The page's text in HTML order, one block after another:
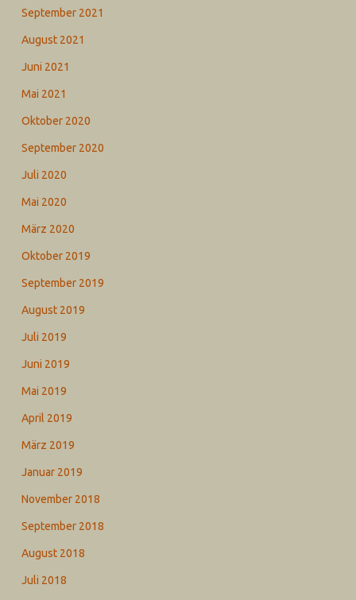
September 2021
August 2021
Juni 2021
Mai 2021
Oktober 2020
September 2020
Juli 2020
Mai 2020
März 2020
Oktober 2019
September 2019
August 2019
Juli 2019
Juni 2019
Mai 2019
April 2019
März 2019
Januar 2019
November 2018
September 2018
August 2018
Juli 2018